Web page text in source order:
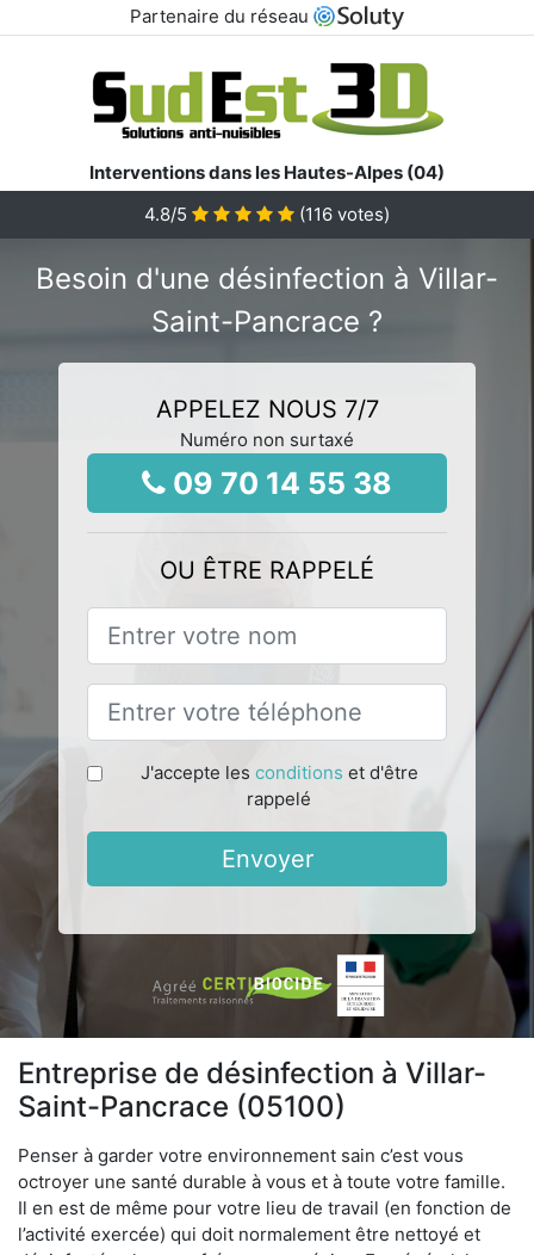
Partenaire du réseau
Interventions dans les Hautes-Alpes (04)
4.8/5 (116 votes)
Besoin d'une désinfection à Villar-
Saint-Pancrace ?
APPELEZ NOUS 7/7
Numéro non surtaxé
09 70 14 55 38
OU ÊTRE RAPPELÉ
J'accepte les conditions et d'être
rappelé
Envoyer
Entreprise de désinfection à Villar-
Saint-Pancrace (05100)
Penser à garder votre environnement sain c’est vous
octroyer une santé durable à vous et à toute votre famille.
Il en est de même pour votre lieu de travail (en fonction de
l’activité exercée) qui doit normalement être nettoyé et